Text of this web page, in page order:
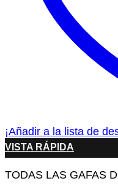
¡Añadir a la lista de
VISTA RÁPIDA
TODAS LAS GAFAS